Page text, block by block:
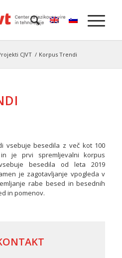
CJVT / Korpus Trendi
vsebuje besedila z več kot 100
je prvi spremljevalni korpus
besedila od leta 2019
je zagotavljanje vpogleda v
rabe besed in besednih
in pomenov.